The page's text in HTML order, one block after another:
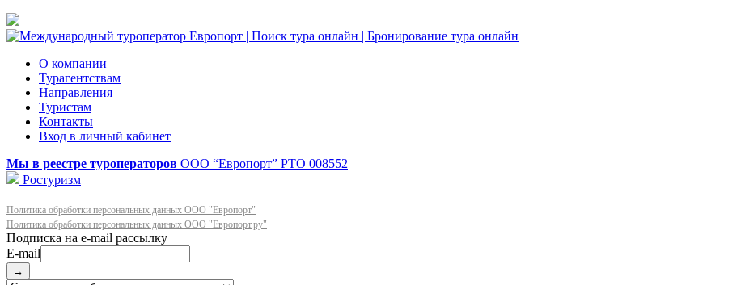
О компании
Турагентствам
Направления
Туристам
Контакты
Вход в личный кабинет
Мы в реестре туроператоров ООО “Европорт” РТО 008552
Ростуризм
Политика обработки персональных данных ООО "Европорт"
Политика обработки персональных данных ООО "Европорт.ру"
E-mail
→